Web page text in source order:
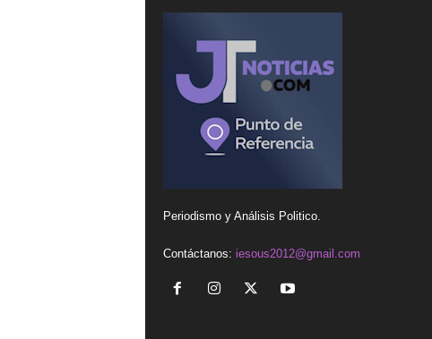
Periodismo y Análisis Politico.
Contáctanos: iesous2012@gmail.com